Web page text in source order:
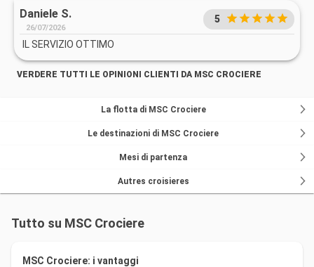
Daniele S.
26/07/2026
5
IL SERVIZIO OTTIMO
VERDERE TUTTI LE OPINIONI CLIENTI DA MSC CROCIERE
La flotta di MSC Crociere
Le destinazioni di MSC Crociere
Mesi di partenza
Autres croisieres
Tutto su MSC Crociere
MSC Crociere: i vantaggi